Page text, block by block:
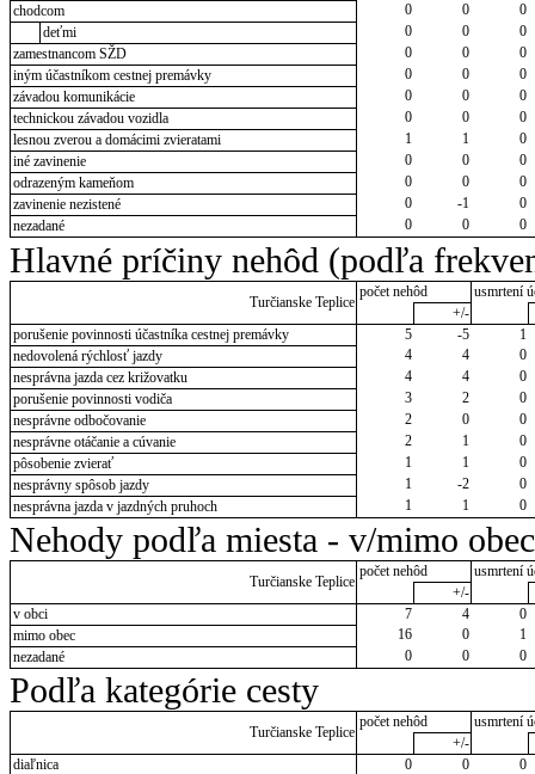
chodcom
0 0
0
deťmi
0 0
0
zamestnancom SŽD
0 0
0
iným účastníkom cestnej premávky
0 0
0
závadou komunikácie
0 0
0
technickou závadou vozidla
0 0
0
lesnou zverou a domácimi zvieratami
1 1
0
iné zavinenie
0 0
0
odrazeným kameňom
0 0
0
zavinenie nezistené
0 -1
0
nezadané
0 0 0
Hlavné príčiny nehôd (podľa
Turčianske Teplice
počet nehôd
usmrtení
+/-
porušenie povinnosti účastníka cestnej premávky
5 -5
1
nedovolená rýchlosť jazdy
4 4
0
nesprávna jazda cez križovatku
4 4
0
porušenie povinnosti vodiča
3 2
0
nesprávne odbočovanie
2 0
0
nesprávne otáčanie a cúvanie
2 1
0
pôsobenie zvierať
1 1
0
nesprávny spôsob jazdy
1 -2
0
nesprávna jazda v jazdných pruhoch
1 1 0
Nehody podľa miesta - v/mimo obec
Turčianske Teplice
počet nehôd
usmrtení
+/-
v obci
7 4
0
mimo obec
16 0
1
nezadané
0 0 0
Podľa kategórie cesty
Turčianske Teplice
počet nehôd
usmrtení
+/-
diaľnica
0 0
0